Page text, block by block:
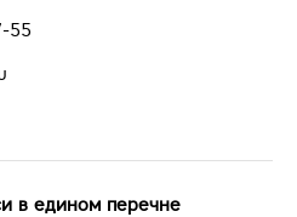
55
в едином перечне